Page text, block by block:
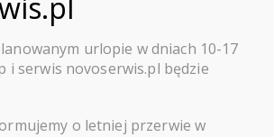
najwyższą jakość i profesjonalizm.
urlopie w dniach 10-17
i serwis novoserwis.pl będzie
o letniej przerwie w